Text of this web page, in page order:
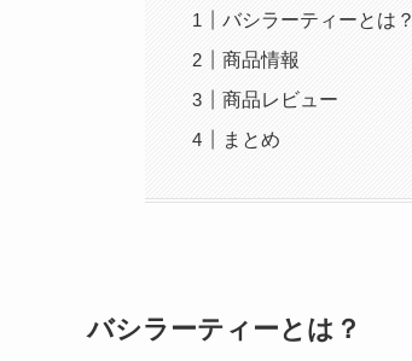
バシラーティーとは？
商品情報
商品レビュー
まとめ
バシラーティーとは？